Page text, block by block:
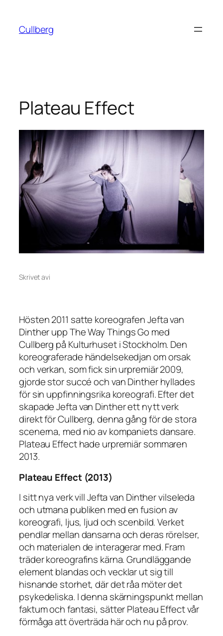
innehåll
Cullberg
Plateau Effect
Skrivet avi
Hösten 2011 satte koreografen Jefta van
Dinther uppThe Way Things Go med
Cullberg på Kulturhuset i Stockholm. Den
koreograferade händelsekedjan om orsak
och verkan, som fick sin urpremiär 2009,
gjorde stor succé och van Dinther hyllades
för sin uppfinningsrika koreografi. Efter det
skapade Jefta van Dinther ett nytt verk
direkt för Cullberg, denna gång för de stora
scenerna, med nio av kompaniets dansare.
Plateau Effect hade urpremiär sommaren
2013.
Plateau Effect (2013)
I sitt nya verk vill Jefta van Dinther vilseleda
och utmana publiken med en fusion av
koreografi, ljus, ljud och scenbild. Verket
pendlar mellan dansarna och deras rörelser,
och materialen de interagerar med. Fram
träder koreografins kärna. Grundläggande
element blandas och vecklar ut sig till
hisnande storhet, där det råa möter det
psykedeliska. I denna skärningspunkt mellan
faktum och fantasi, sätter Plateau Effect vår
förmåga att överträda här och nu på prov.